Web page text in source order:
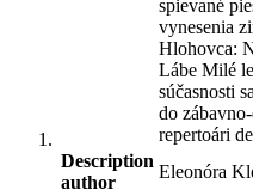
spievané
vynesenia
Hlohovca:
Lábe Milé
súčasnosti
do
repertoári
Description
author
Eleonóra